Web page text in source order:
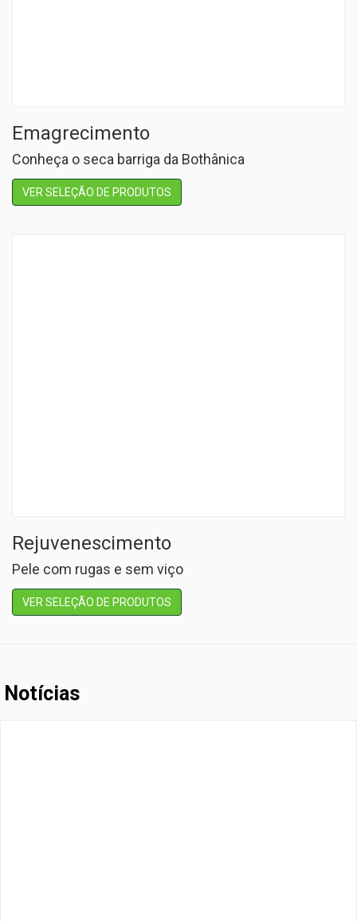
Emagrecimento
Conheça o seca barriga da Bothânica
VER SELEÇÃO DE PRODUTOS
Rejuvenescimento
Pele com rugas e sem viço
VER SELEÇÃO DE PRODUTOS
Notícias